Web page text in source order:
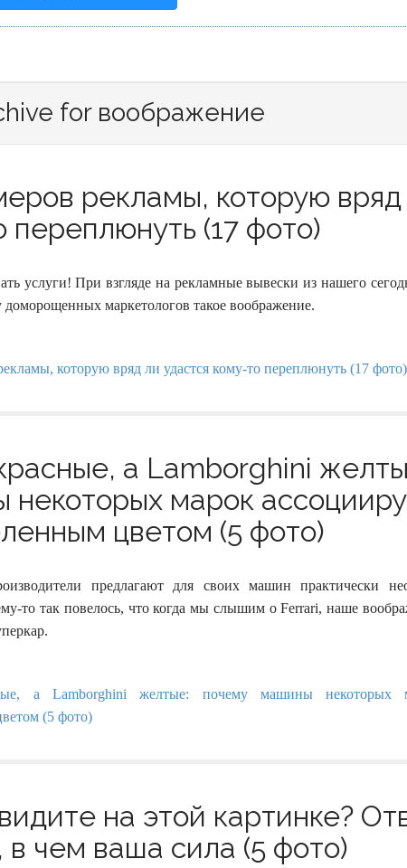
for воображение
рекламы, которую вряд
переплюнуть (17 фото)
услуги! При взгляде на рекламные вывески из нашего
доморощенных маркетологов такое воображение.
а Lamborghini
некоторых марок
цветом (5 фото)
предлагают для своих машин практически
то так повелось, что когда мы слышим о Ferrari, наше
на этой картинке?
в чем ваша сила (5 фото)